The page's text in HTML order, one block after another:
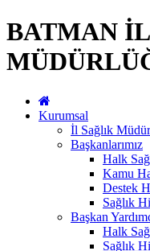
BATMAN
Kurumsal
İl Sağlık
Başkanlarımız
Halk
Kamu
Destek
Sağlık
Başkan
Halk
Sağlık